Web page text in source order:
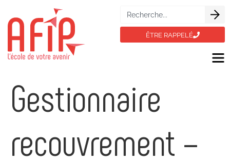
ÊTRE RAPPELÉ
Gestionnaire
recouvrement –